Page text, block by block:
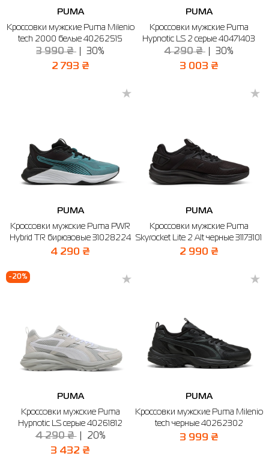
PUMA
Кроссовки мужские Puma Milenio
tech 2000 белые 40262515
3 990 ₴ 30%
2 793 ₴
PUMA
Кроссовки мужские Puma
Hypnotic LS 2 серые 40471403
4 290 ₴ 30%
3 003 ₴
PUMA
Кроссовки мужские Puma PWR
Hybrid TR бирюзовые 31028224
4 290 ₴
PUMA
Кроссовки мужские Puma
Skyrocket Lite 2 Alt черные 31173101
2 990 ₴
-20%
PUMA
Кроссовки мужские Puma
Hypnotic LS серые 40261812
4 290 ₴ 20%
3 432 ₴
PUMA
Кроссовки мужские Puma Milenio
tech черные 40262302
3 999 ₴